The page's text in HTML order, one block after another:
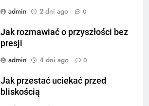
admin
2 dni ago 0
Jak rozmawiać o przyszłości bez
presji
admin
4 dni ago 0
Jak przestać uciekać przed
bliskością